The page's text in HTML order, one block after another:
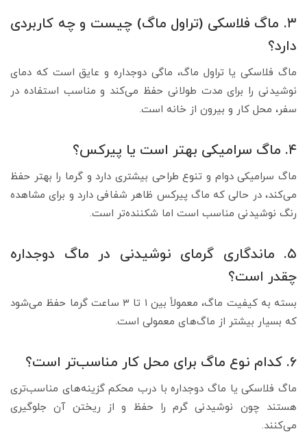
۳. ماگ فلاسکی (تراول ماگ) چیست و چه کاربردی
دارد؟
ماگ فلاسکی یا تراول ماگ، ماگی دوجداره و عایق است که دمای
نوشیدنی را برای مدت طولانی حفظ می‌کند و مناسب استفاده در
سفر، محل کار و بیرون از خانه است.
۴. ماگ سرامیکی بهتر است یا پیرکس؟
ماگ سرامیکی دوام و تنوع طراحی بیشتری دارد و گرما را بهتر حفظ
می‌کند، در حالی که ماگ پیرکس ظاهر شفافی دارد و برای مشاهده
رنگ نوشیدنی مناسب است اما شکننده‌تر است.
۵. ماندگاری گرمای نوشیدنی در ماگ دوجداره
چقدر است؟
بسته به کیفیت ماگ، معمولاً بین ۱ تا ۳ ساعت گرما حفظ می‌شود
که بسیار بیشتر از ماگ‌های معمولی است.
۶. کدام نوع ماگ برای محل کار مناسب‌تر است؟
ماگ فلاسکی یا ماگ دوجداره با درب محکم گزینه‌های مناسب‌تری
هستند چون نوشیدنی گرم را حفظ و از ریختن آن جلوگیری
می‌کنند.